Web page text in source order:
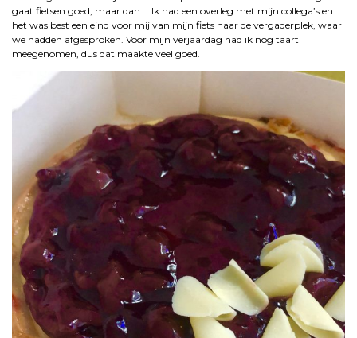
gaat fietsen goed, maar dan…. Ik had een overleg met mijn collega’s en
het was best een eind voor mij van mijn fiets naar de vergaderplek, waar
we hadden afgesproken. Voor mijn verjaardag had ik nog taart
meegenomen, dus dat maakte veel goed.